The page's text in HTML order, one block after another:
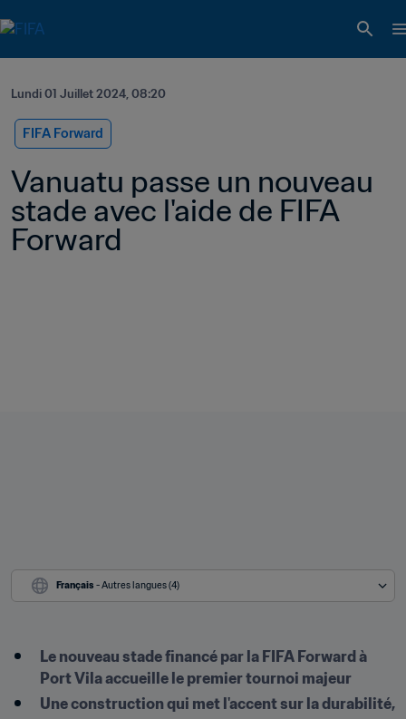
Lundi 01 Juillet 2024, 08:20
FIFA Forward
Vanuatu passe un nouveau
stade avec l'aide de FIFA
Forward
Français - Autres langues (4)
Le nouveau stade financé par la FIFA Forward à
Port Vila accueille le premier tournoi majeur
Une construction qui met l'accent sur la durabilité,